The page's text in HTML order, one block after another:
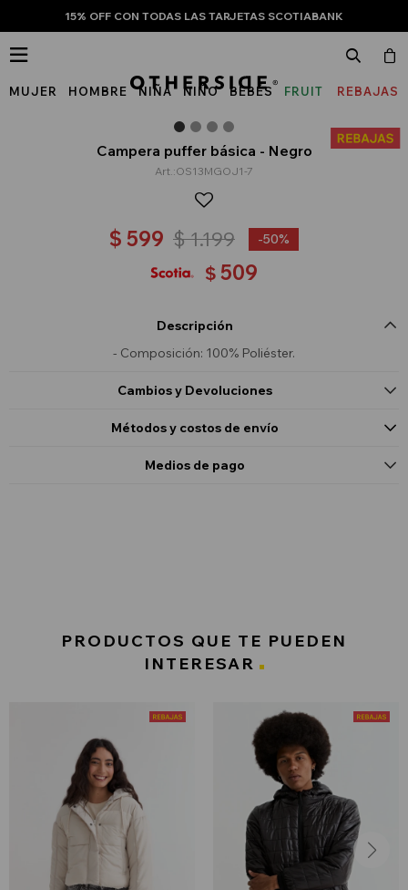
15% OFF CON TODAS LAS TARJETAS SCOTIABANK
MUJER HOMBRE NIÑA NIÑO BEBÉS
FRUIT
THE
REBAJAS

Campera puffer básica - Negro
OS13MGOJ1-7
$ 599 $1.199 50
$ 509
Descripción
- Composición: 100% Poliéster.
Cambios y Devoluciones
Métodos y costos de envío
Medios de pago
PRODUCTOS QUE TE PUEDEN
INTERESAR